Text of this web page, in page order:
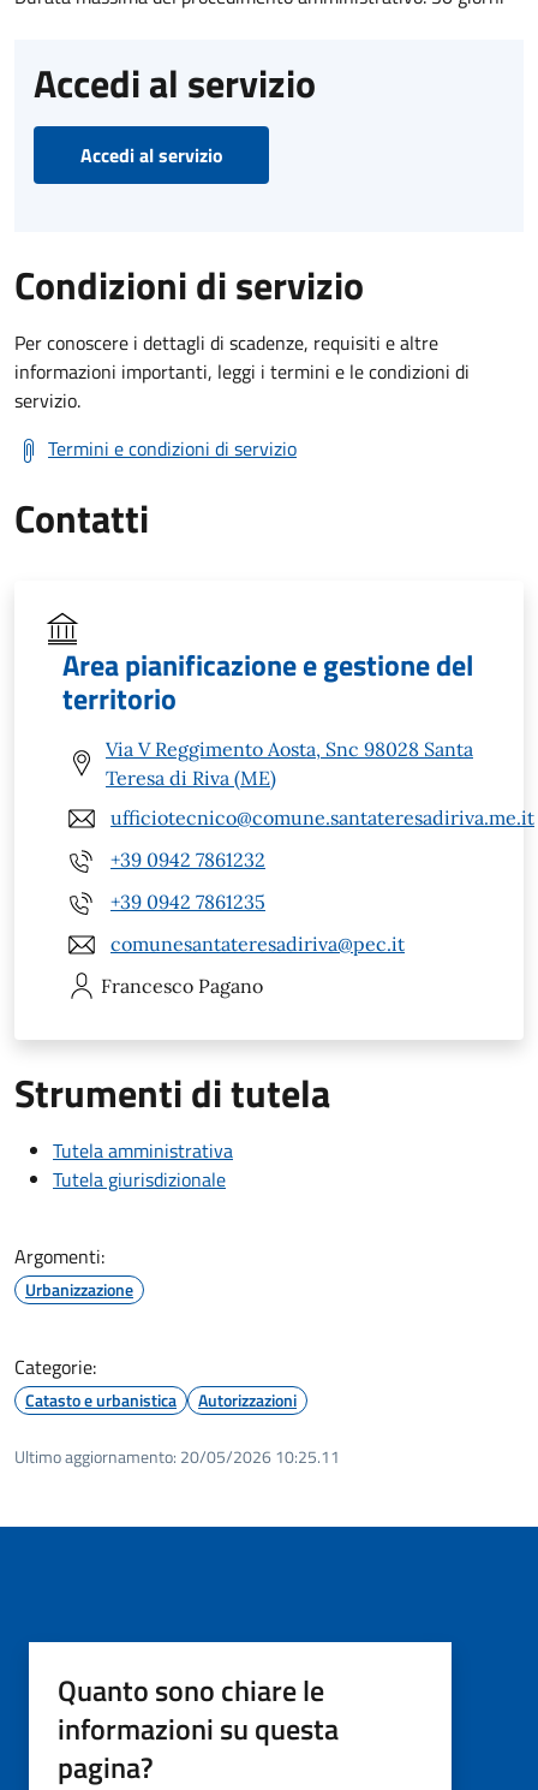
Accedi al servizio
Accedi al servizio
Condizioni di servizio
Per conoscere i dettagli di scadenze, requisiti e altre
informazioni importanti, leggi i termini e le condizioni di
servizio.
Termini e condizioni di servizio
Contatti
Area pianificazione e gestione del
territorio
Via V Reggimento Aosta, Snc 98028 Santa
Teresa di Riva (ME)
ufficiotecnico@comune.santateresadiriva.me.it
+39 0942 7861232
+39 0942 7861235
comunesantateresadiriva@pec.it
Francesco Pagano
Strumenti di tutela
Tutela amministrativa
Tutela giurisdizionale
Argomenti:
Urbanizzazione
Categorie:
Catasto e urbanistica Autorizzazioni
Ultimo aggiornamento: 20/05/2026 10:25.11
Quanto sono chiare le
informazioni su questa
pagina?